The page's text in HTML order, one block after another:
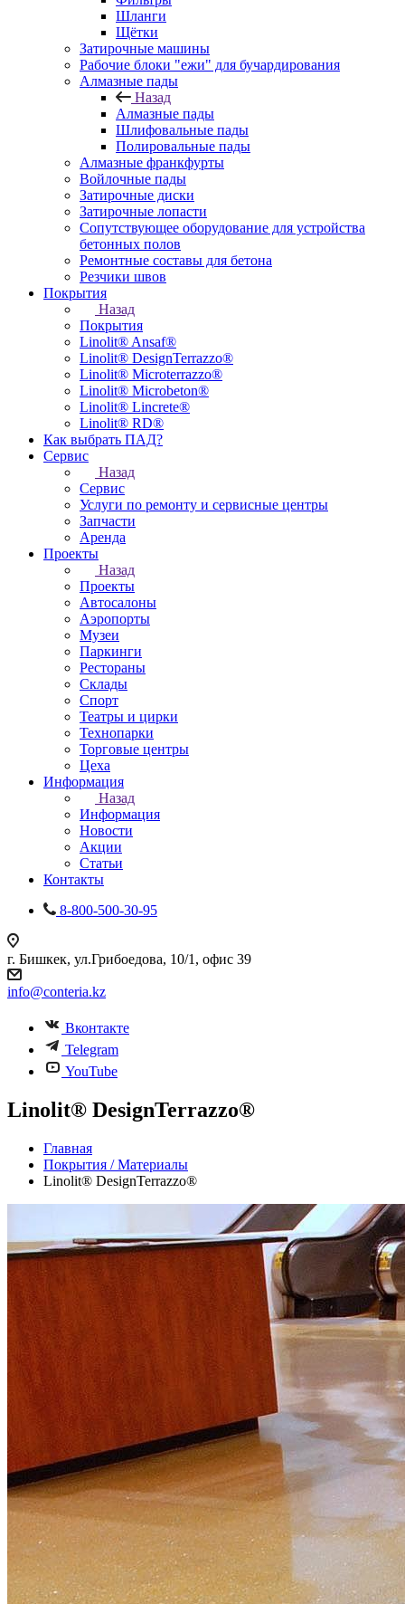
Шланги
Щётки
Затирочные машины
Рабочие блоки "ежи" для бучардирования
Алмазные пады
Назад
Алмазные пады
Шлифовальные пады
Полировальные пады
Алмазные франкфурты
Войлочные пады
Затирочные диски
Затирочные лопасти
Сопутствующее оборудование для устройства
бетонных полов
Ремонтные составы для бетона
Резчики швов
Покрытия
Назад
Покрытия
Linolit® Ansaf®
Linolit® DesignTerrazzo®
Linolit® Microterrazzo®
Linolit® Microbeton®
Linolit® Lincrete®
Linolit® RD®
Как выбрать ПАД?
Сервис
Назад
Сервис
Услуги по ремонту и сервисные центры
Запчасти
Аренда
Проекты
Назад
Проекты
Автосалоны
Аэропорты
Музеи
Паркинги
Рестораны
Склады
Спорт
Театры и цирки
Технопарки
Торговые центры
Цеха
Информация
Назад
Информация
Новости
Акции
Статьи
Контакты
8-800-500-30-95
г. Бишкек, ул.Грибоедова, 10/1, офис 39
info@conteria.kz
Вконтакте
Telegram
YouTube
Linolit® DesignTerrazzo®
Главная
Покрытия / Материалы
Linolit® DesignTerrazzo®